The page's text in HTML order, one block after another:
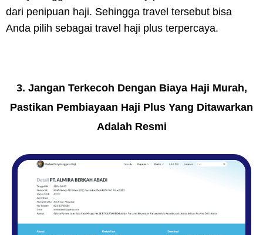
dari penipuan haji. Sehingga travel tersebut bisa
Anda pilih sebagai travel haji plus terpercaya.
3. Jangan Terkecoh Dengan Biaya Haji Murah,
Pastikan Pembiayaan Haji Plus Yang Ditawarkan
Adalah Resmi